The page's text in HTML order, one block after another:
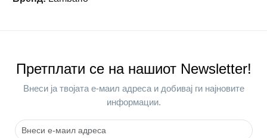
Претплати се на нашиот Newsletter!
Внеси ја твојата е-маил адреса и добивај ги најновите
информации.